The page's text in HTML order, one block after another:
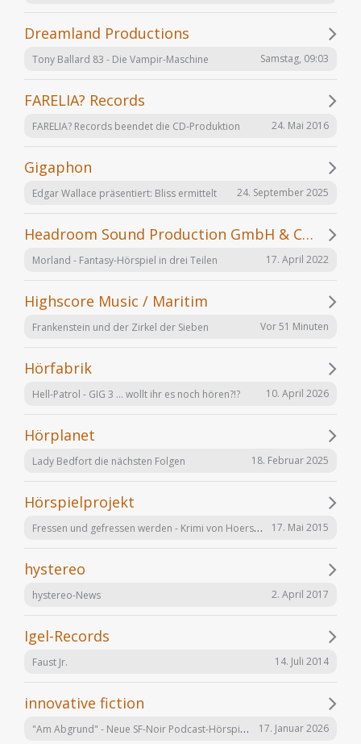
Dreamland Productions
Tony Ballard 83 - Die Vampir-Maschine Samstag, 09:03
FARELIA? Records
FARELIA? Records beendet die CD-Produktion 24. Mai 2016
Gigaphon
Edgar Wallace präsentiert: Bliss ermittelt 24. September 2025
Headroom Sound Production GmbH & Co. KG
Morland - Fantasy-Hörspiel in drei Teilen 17. April 2022
Highscore Music / Maritim
Frankenstein und der Zirkel der Sieben Vor 51 Minuten
Hörfabrik
Hell-Patrol - GIG 3 ... wollt ihr es noch hören?!? 10. April 2026
Hörplanet
Lady Bedfort die nächsten Folgen 18. Februar 2025
Hörspielprojekt
Fressen und gefressen werden - Krimi von Hoerspielprojekt.de 17. Mai 2015
hystereo
hystereo-News 2. April 2017
Igel-Records
Faust Jr. 14. Juli 2014
innovative fiction
"Am Abgrund" - Neue SF-Noir Podcast-Hörspielserie 17. Januar 2026